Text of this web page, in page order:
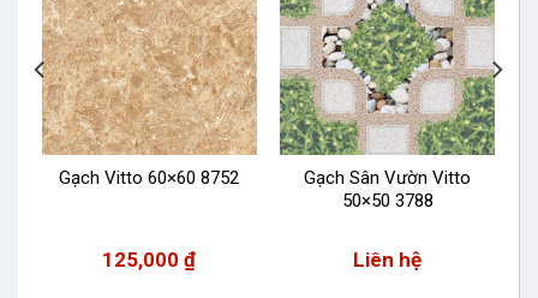
Gạch Vitto 60×60 8752
125,000₫
Gạch Sân Vườn Vitto
50×50 3788
Liên hệ